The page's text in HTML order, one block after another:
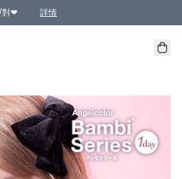
對❤ 詳情
量有限 售完即止
數量有限 售完即止♫
4件或以上85 折；買6件或以上8 折
買4件HKD 260.00
買4件HKD 360.00
買4件HKD 180.00
買4件HKD 320.00
148.00
148.00
買4件或以上9 折；買6件或以上85 折；買8件
16.00；買4件或以上減HKD 32.00；買6
買4件或以上9 折；買8件或以上85 折；買12
！（適用於 特定的送貨方式 )